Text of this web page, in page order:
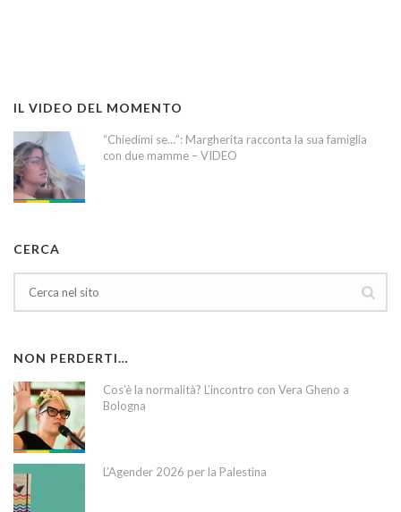
IL VIDEO DEL MOMENTO
“Chiedimi se…”: Margherita racconta la sua famiglia
con due mamme – VIDEO
CERCA
NON PERDERTI…
Cos’è la normalità? L’incontro con Vera Gheno a
Bologna
L’Agender 2026 per la Palestina